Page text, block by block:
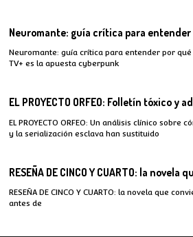
Neuromante: guía crítica para entender
Neuromante: guía crítica para entender por
TV+ es la apuesta cyberpunk
EL PROYECTO ORFEO: Folletín tóxico y
EL PROYECTO ORFEO: Un análisis clínico
y la serialización esclava han sustituido
RESEÑA DE CINCO Y CUARTO: la novela
RESEÑA DE CINCO Y CUARTO: la novela que
antes de